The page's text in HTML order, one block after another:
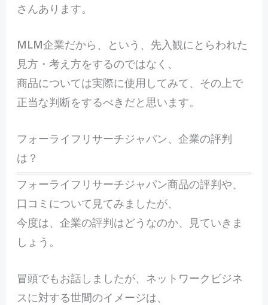
さんあります。
MLM企業だから、という、先入観にとらわれた
見方・考え方をするのではなく、
商品については実際に使用してみて、その上で
正当な判断をするべきだと思います。
フォーライフリサーチジャパン、企業の評判
は？
フォーライフリサーチジャパン商品の評判や、
口コミについて見てみましたが、
今度は、企業の評判はどうなのか、見ていきま
しょう。
冒頭でもお話しましたが、ネットワークビジネ
スに対する世間のイメージは、